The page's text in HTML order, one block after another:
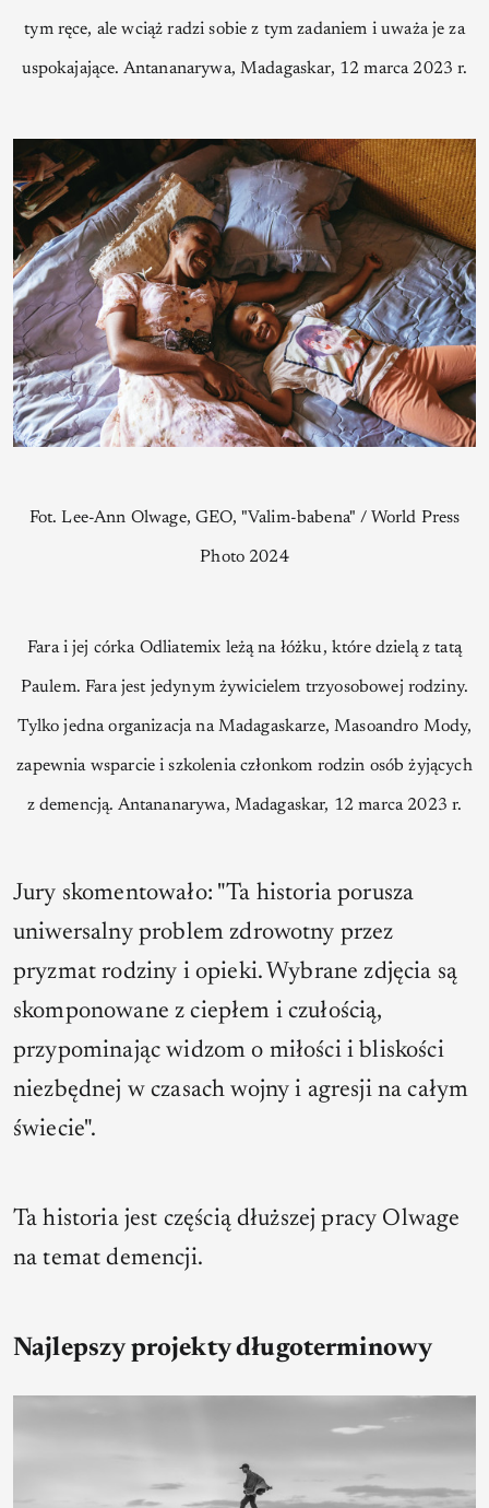
tym ręce, ale wciąż radzi sobie z tym zadaniem i uważa je za
uspokajające. Antananarywa, Madagaskar, 12 marca 2023 r.
Fot. Lee-Ann Olwage, GEO, "Valim-babena" / World Press
Photo 2024
Fara i jej córka Odliatemix leżą na łóżku, które dzielą z tatą
Paulem. Fara jest jedynym żywicielem trzyosobowej rodziny.
Tylko jedna organizacja na Madagaskarze, Masoandro Mody,
zapewnia wsparcie i szkolenia członkom rodzin osób żyjących
z demencją. Antananarywa, Madagaskar, 12 marca 2023 r.
Jury skomentowało: "Ta historia porusza
uniwersalny problem zdrowotny przez
pryzmat rodziny i opieki. Wybrane zdjęcia są
skomponowane z ciepłem i czułością,
przypominając widzom o miłości i bliskości
niezbędnej w czasach wojny i agresji na całym
świecie".
Ta historia jest częścią dłuższej pracy Olwage
na temat demencji.
Najlepszy projekty długoterminowy